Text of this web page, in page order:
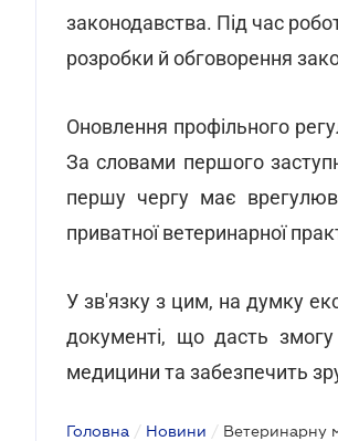
законодавства. Під час
розробки й обговорення
Оновлення профільного
За словами першого
першу чергу має
приватної ветеринарної
У зв'язку з цим, на думку
документі, що дасть змогу
медицини та забезпечить
Головна / Новини / Ветеринарну